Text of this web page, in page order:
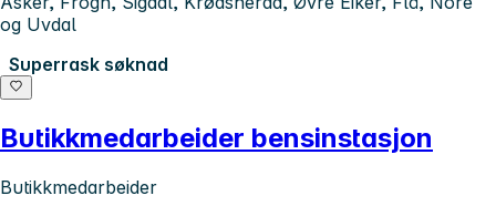
og Uvdal
Superrask søknad
Butikkmedarbeider bensinstasjon
Butikkmedarbeider